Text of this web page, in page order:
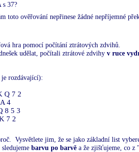
s 37?
toto ověřování nepřinese žádné nepříjemné
hra pomocí počítání ztrátových zdvihů.
udělat, počítali ztrátové zdvihy v ruce
rozdávající):
Q 7 2
A 4
8 5 3
7 2
Vysvětlete jim, že se jako základní list
barvu po barvěa že zjišťujeme, co z